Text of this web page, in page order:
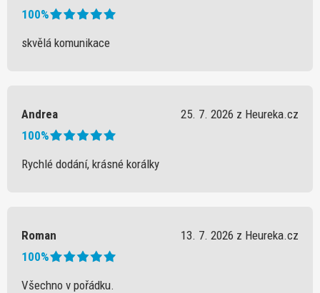
100%
skvělá komunikace
Andrea
25. 7. 2026 z Heureka.cz
100%
Rychlé dodání, krásné korálky
Roman
13. 7. 2026 z Heureka.cz
100%
Všechno v pořádku.